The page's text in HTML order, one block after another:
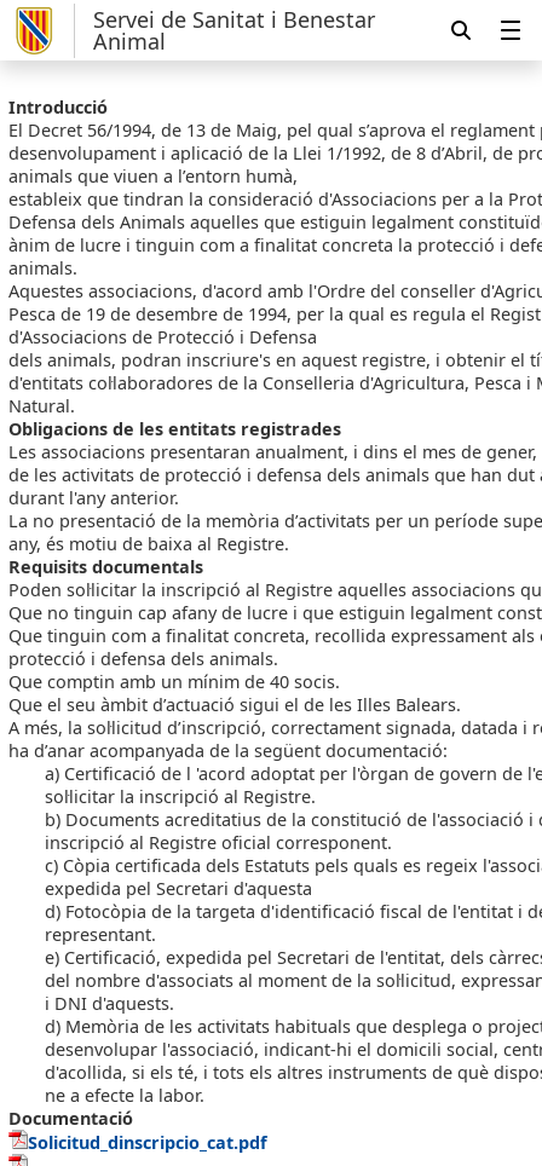
Servei de Sanitat i Benestar
Animal
Introducció
El Decret 56/1994, de 13 de Maig, pel qual s’aprova el reglament
desenvolupament i aplicació de la Llei 1/1992, de 8 d’Abril, de
animals que viuen a l’entorn humà,
estableix que tindran la consideració d'Associacions per a la
Defensa dels Animals aquelles que estiguin legalment
ànim de lucre i tinguin com a finalitat concreta la protecció i
animals.
Aquestes associacions, d'acord amb l'Ordre del conseller
Pesca de 19 de desembre de 1994, per la qual es regula el
d'Associacions de Protecció i Defensa
dels animals, podran inscriure's en aquest registre, i obtenir el
d'entitats col·laboradores de la Conselleria d'Agricultura, Pesca i
Natural.
Obligacions de les entitats registrades
Les associacions presentaran anualment, i dins el mes de
de les activitats de protecció i defensa dels animals que han dut
durant l'any anterior.
La no presentació de la memòria d’activitats per un període
any, és motiu de baixa al Registre.
Requisits documentals
Poden sol·licitar la inscripció al Registre aquelles associacions
Que no tinguin cap afany de lucre i que estiguin legalment
Que tinguin com a finalitat concreta, recollida expressament als
protecció i defensa dels animals.
Que comptin amb un mínim de 40 socis.
Que el seu àmbit d’actuació sigui el de les Illes Balears.
A més, la sol·licitud d’inscripció, correctament signada, datada i
ha d’anar acompanyada de la següent documentació:
a) Certificació de l 'acord adoptat per l'òrgan de govern de
sol·licitar la inscripció al Registre.
b) Documents acreditatius de la constitució de l'associació i
inscripció al Registre oficial corresponent.
c) Còpia certificada dels Estatuts pels quals es regeix
expedida pel Secretari d'aquesta
d) Fotocòpia de la targeta d'identificació fiscal de l'entitat i
representant.
e) Certificació, expedida pel Secretari de l'entitat, dels
del nombre d'associats al moment de la sol·licitud,
i DNI d'aquests.
d) Memòria de les activitats habituals que desplega o
desenvolupar l'associació, indicant-hi el domicili social,
d'acollida, si els té, i tots els altres instruments de què
ne a efecte la labor.
Documentació
Solicitud_dinscripcio_cat.pdf